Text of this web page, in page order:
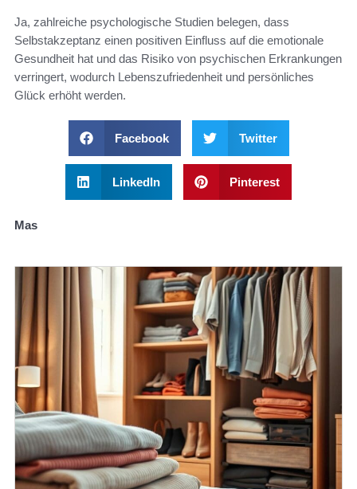
Ja, zahlreiche psychologische Studien belegen, dass
Selbstakzeptanz einen positiven Einfluss auf die emotionale
Gesundheit hat und das Risiko von psychischen Erkrankungen
verringert, wodurch Lebenszufriedenheit und persönliches
Glück erhöht werden.
Facebook Twitter
LinkedIn Pinterest
Mas